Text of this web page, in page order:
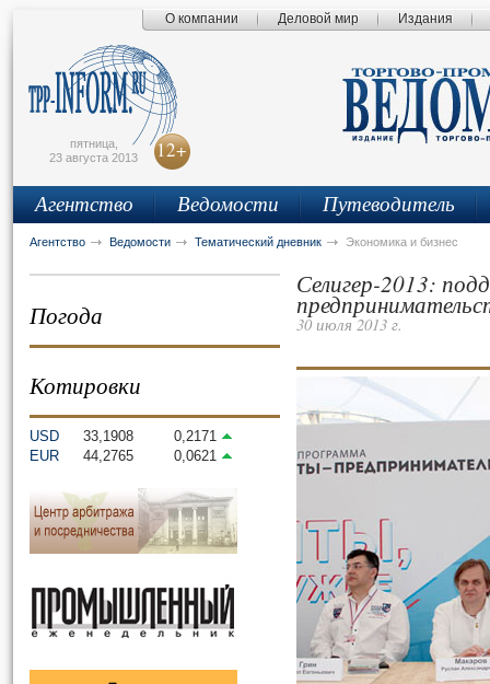
О компании Деловой мир Издания
пятница,
23 августа 2013
12+
Агентство Ведомости Путеводитель
Агентство Ведомости Тематический дневник Экономика и бизнес
Погода
Котировки
USD 33,1908
0,2171
EUR
44,2765 0,0621
Селигер-2013:
30 июля 2013 г.